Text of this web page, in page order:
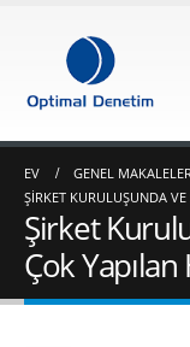
EV GENEL
ŞIRKET KURULUŞUNDA
Şirket
Çok